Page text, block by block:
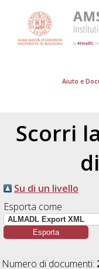
Aiuto e
Scorri
Su di un livello
Esporta come
Numero di documenti: